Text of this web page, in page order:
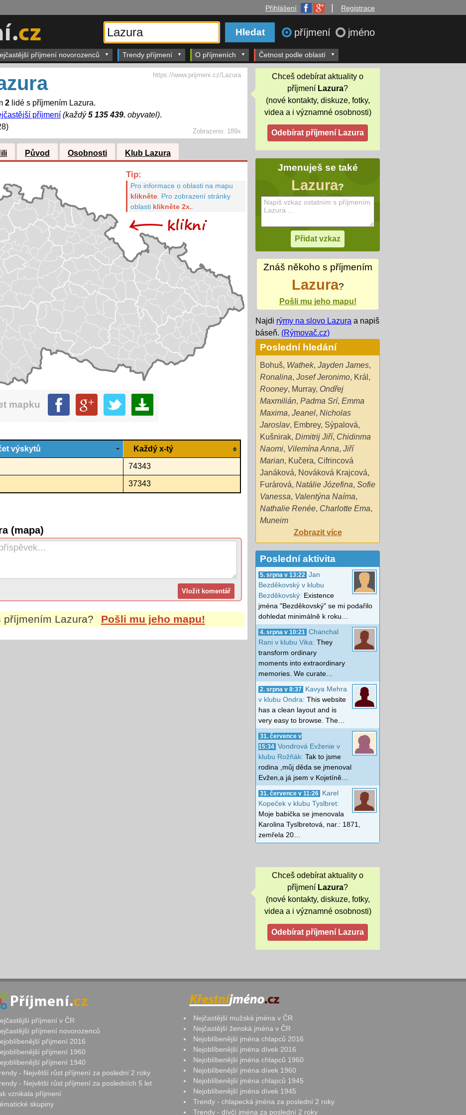
Přihlášení Registrace
příjmení jméno
příjmení novorozenců Trendy příjmení O příjmeních Četnost podle oblastí
Zobrazeno: 189x
2lidé s příjmením Lazura.
příjmení (každý5 135 439. obyvatel).
https://www.prijmeni.cz/Lazura
Původ Osobnosti Klub Lazura
Tip:
Pro informace o oblasti na mapu
klikněte. Pro zobrazení stránky
oblasti klikněte 2x.
mapku
výskytů Každý x-tý
74343
37343
(mapa)
příjmením Lazura? Pošli mu jeho mapu!
Chceš odebírat aktuality o
příjmení Lazura?
(nové kontakty, diskuze, fotky,
videa a i významné osobnosti)
Jmenuješ se také
Lazura?
Znáš někoho s příjmením
Lazura?
Pošli mu jeho mapu!
Najdi rýmy na slovo Lazura a napiš
báseň. (Rýmovač.cz)
Poslední hledání
Bohuš, Wathek, Jayden James,
Ronalina, Josef Jeronimo, Král ,
Rooney, Murray, Ondřej
Maxmilián, Padma Srí, Emma
Maxima, Jeanel, Nicholas
Jaroslav, Embrey, Sýpalová,
Kušnirak, Dimitrij Jiří, Chidinma
Naomi, Vilemína Anna, Jiří
Marian, Kučera, Cifrincová
Janáková, Nováková Krajcová,
Furárová, Natálie Józefina, Sofie
Vanessa, Valentýna Naíma,
Nathalie Renée, Charlotte Ema,
Muneim
Zobrazit více
Poslední aktivita
5. srpna v 13:22
Jan
Bezděkovský v klubu
Bezděkovský: Existence
jména "Bezděkovský" se mi podařilo
dohledat minimálně k roku…
4. srpna v 10:21
Chanchal
Rani v klubu Vika: They
transform ordinary
moments into extraordinary
memories. We curate…
2. srpna v 8:37
Kavya Mehra
v klubu Ondra: This website
has a clean layout and is
very easy to browse. The…
31. července v
15:34 Vondrová Evženie v
klubu Rožňák: Tak to jsme
rodina ,můj děda se jmenoval
Evžen,a já jsem v Kojetíně…
31. července v 11:26
Karel
Kopeček v klubu Tyslbret:
Moje babička se jmenovala
Karolina Tyslbretová, nar.: 1871,
zemřela 20…
Chceš odebírat aktuality o
příjmení Lazura?
(nové kontakty, diskuze, fotky,
videa a i významné osobnosti)
příjmení v ČR
příjmení novorozenců
příjmení 2016
příjmení 1960
příjmení 1940
- Největší růst příjmení za poslední 2 roky
- Největší růst příjmení za posledních 5 let
vznikala příjmení
skupiny
Nejčastější mužská jména v ČR
Nejčastější ženská jména v ČR
Nejoblíbenější jména chlapců 2016
Nejoblíbenější jména dívek 2016
Nejoblíbenější jména chlapců 1960
Nejoblíbenější jména dívek 1960
Nejoblíbenější jména chlapců 1945
Nejoblíbenější jména dívek 1945
Trendy - chlapecká jména za poslední 2 roky
Trendy - dívčí jména za poslední 2 roky